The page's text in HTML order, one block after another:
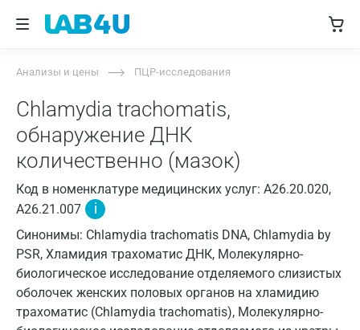
Анализы и цены ПЦР-исследования
Chlamydia trachomatis,
обнаружение ДНК
количественно (мазок)
Код в номенклатуре медицинских услуг: A26.20.020,
A26.21.007
i
Синонимы: Chlamydia trachomatis DNA, Chlamydia by
PSR, Хламидия трахоматис ДНК, Молекулярно-
биологическое исследование отделяемого слизистых
оболочек женских половых органов на хламидию
трахоматис (Chlamydia trachomatis), Молекулярно-